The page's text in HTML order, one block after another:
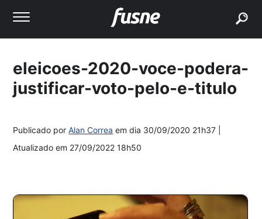
eleicoes-2020-voce-podera-
justificar-voto-pelo-e-titulo
Publicado porAlan Correa em dia 30/09/2020 21h37
Atualizado em 27/09/2022 18h50